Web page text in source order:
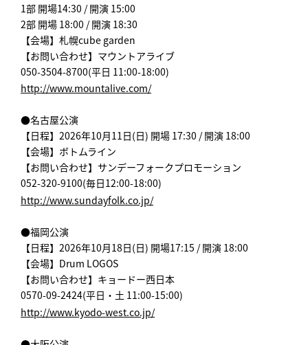
1部 開場14:30 / 開演 15:00
2部 開場 18:00 / 開演 18:30
【会場】札幌cube garden
【お問い合わせ】マウントアライブ
050-3504-8700(平日 11:00-18:00)
http://www.mountalive.com/
●名古屋公演
【日程】2026年10月11日(日) 開場 17:30 / 開演 18:00
【会場】ボトムライン
【お問い合わせ】サンデーフォークプロモーション
052-320-9100(毎日12:00-18:00)
http://www.sundayfolk.co.jp/
●福岡公演
【日程】2026年10月18日(日) 開場17:15 / 開演 18:00
【会場】Drum LOGOS
【お問い合わせ】キョードー西日本
0570-09-2424(平日・土 11:00-15:00)
http://www.kyodo-west.co.jp/